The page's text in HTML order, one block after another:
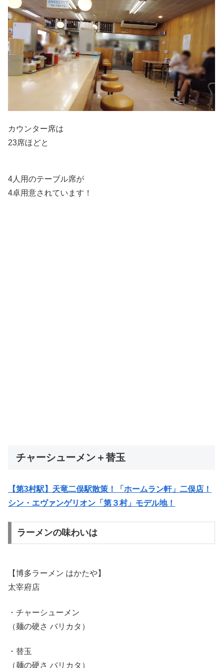
カウンター席は
23席ほどと
4人用のテーブル席が
4卓用意されています！
チャーシューメン＋替玉
【第3村駅】天竜二俣駅散策！「ホームラン軒」二俣店！
シン・エヴァンゲリオン「第３村」モデル地！
ラーメンの味わいは
【博多ラーメン はかたや】
太宰府店
・チャーシューメン
（麺の硬さ バリカタ）
・替玉
（麺の硬さ バリカタ）